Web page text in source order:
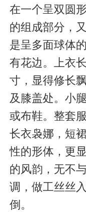
在一个呈双圆
的组成部分，
是呈多面球体
有花边。上衣
寸，显得修长
及膝盖处。小
或布鞋。整套
长衣袅娜，短
性的形体，更
的风韵，无不
调，做工丝丝
倒。